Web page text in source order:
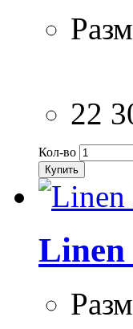
22
Кол-во
Купить
Linen